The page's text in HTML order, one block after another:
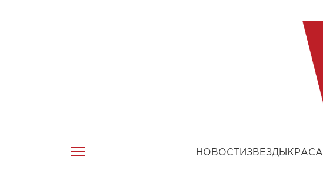
НОВОСТИ ЗВЕЗДЫ КРАСА